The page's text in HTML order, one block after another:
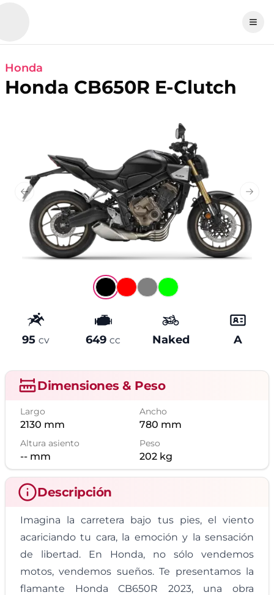
Honda
Honda CB650R E-Clutch
Previous slide Next
Potencia
95 CV Cilindrada
649 CC Tipo
Naked Carné
A
Dimensiones & Peso
Largo
2130 mm
Ancho
780 mm
Altura asiento
-- mm
Peso
202 kg
Descripción
Imagina la carretera bajo tus pies, el viento
acariciando tu cara, la emoción y la sensación
de libertad. En Honda, no sólo vendemos
motos, vendemos sueños. Te presentamos la
flamante Honda CB650R 2023, una obra